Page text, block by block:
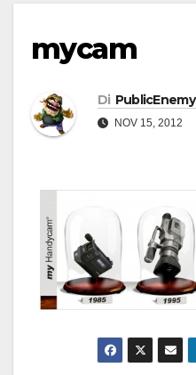
mycam
Di PublicEnemy
NOV 15, 2012